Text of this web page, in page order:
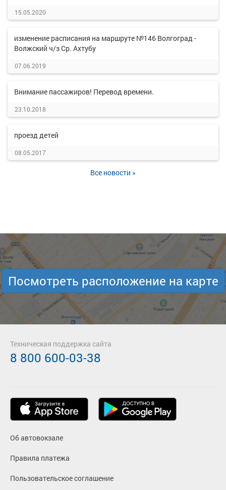
15.05.2020
изменение расписания на маршруте №146 Волгоград -
Волжский ч/з Ср. Ахтубу
07.06.2019
Внимание пассажиров! Перевод времени.
23.10.2018
проезд детей
08.05.2017
Все новости »
Посмотреть расположение на карте
Об автовокзале
Правила платежа
Пользовательское соглашение
Техническая поддержка сайта
8 800 600-03-38